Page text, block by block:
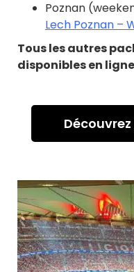
Poznan
Lech Poznan –
Tous les autres
disponibles en